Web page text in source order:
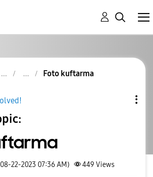
Foto kuftarma
22-2023 07:36 AM) 449 Views